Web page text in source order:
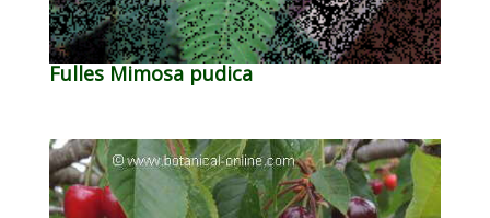
Fulles Mimosa pudica